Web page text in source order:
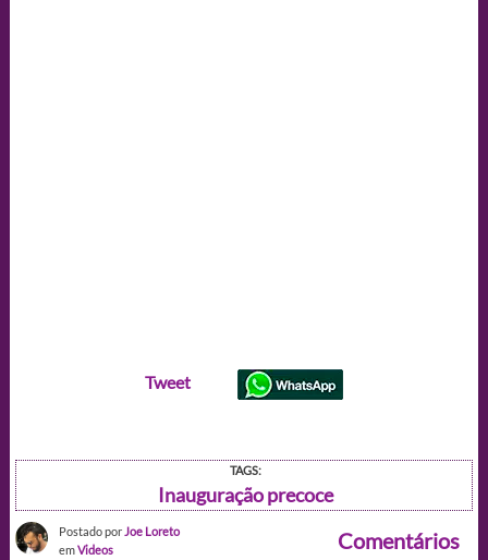
Tweet
TAGS:
Inauguração precoce
Postado por Joe Loreto
emVideos Comentários